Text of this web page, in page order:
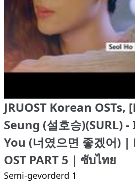
JRUOST Korean OSTs,
Seung (설호승)(SURL)
You (너였으면 좋겠어) |
OST PART 5 | ซับไทย
Semi-gevorderd 1